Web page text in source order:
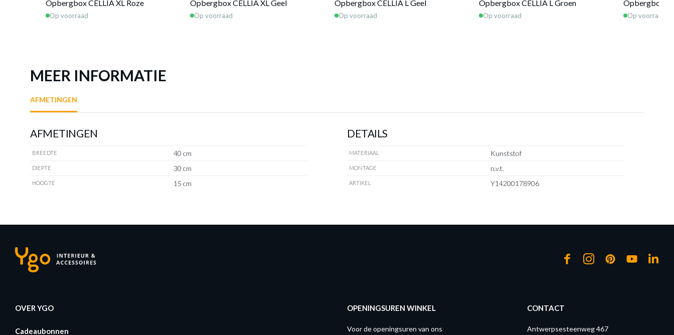
Opbergbox CELLIA XL Roze
Op voorraad
Opbergbox CELLIA XL Geel
Op voorraad
Opbergbox CELLIA L Geel
Op voorraad
Opbergbox CELLIA L Groen
Op voorraad
Opbergbox
Op voorraad
MEER INFORMATIE
AFMETINGEN
AFMETINGEN
BREEDTE 40 cm
DIEPTE 30 cm
HOOGTE 15 cm
DETAILS
MATERIAAL Kunststof
MONTAGE n.v.t.
ARTIKEL Y14200178906
OVER YGO
Cadeaubonnen
OPENINGSUREN WINKEL
Voor de openingsuren van ons
CONTACT
Antwerpsesteenweg 467